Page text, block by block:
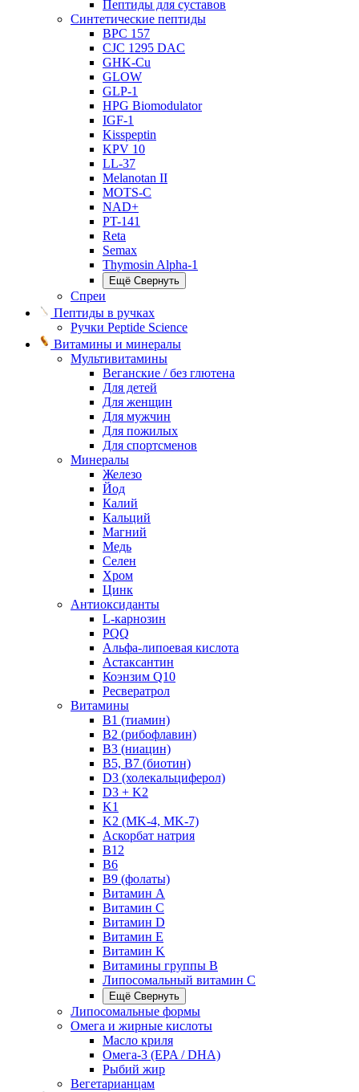
Пептиды для суставов
Синтетические пептиды
BPC 157
CJC 1295 DAC
GHK-Cu
GLOW
GLP-1
HPG Biomodulator
IGF-1
Kisspeptin
KPV 10
LL-37
Melanotan II
MOTS-C
NAD+
PT-141
Reta
Semax
Thymosin Alpha-1
Ещё Свернуть
Спреи
Пептиды в ручках
Ручки Peptide Science
Витамины и минералы
Мультивитамины
Веганские / без глютена
Для детей
Для женщин
Для мужчин
Для пожилых
Для спортсменов
Минералы
Железо
Йод
Калий
Кальций
Магний
Медь
Селен
Хром
Цинк
Антиоксиданты
L-карнозин
PQQ
Альфа-липоевая кислота
Астаксантин
Коэнзим Q10
Ресвератрол
Витамины
B1 (тиамин)
B2 (рибофлавин)
B3 (ниацин)
B5, B7 (биотин)
D3 (холекальциферол)
D3 + K2
K1
K2 (MK-4, MK-7)
Аскорбат натрия
В12
В6
В9 (фолаты)
Витамин A
Витамин C
Витамин D
Витамин E
Витамин K
Витамины группы B
Липосомальный витамин C
Ещё Свернуть
Липосомальные формы
Омега и жирные кислоты
Масло криля
Омега-3 (EPA / DHA)
Рыбий жир
Вегетарианцам